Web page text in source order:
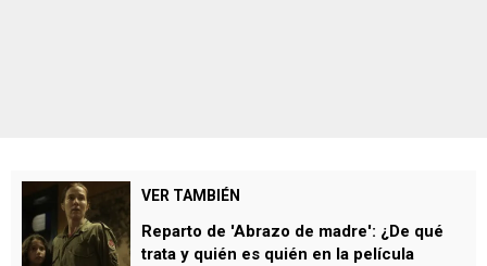
VER TAMBIÉN
Reparto de 'Abrazo de madre': ¿De qué
trata y quién es quién en la película